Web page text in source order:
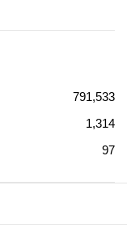
791,533
1,314
97